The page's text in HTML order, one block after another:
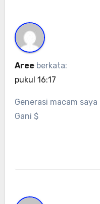
Aree berkata:
pukul 16:17
Generasi macam
Gani $